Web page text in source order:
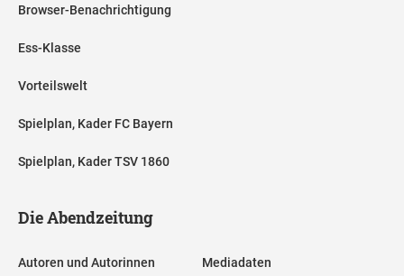
Browser-Benachrichtigung
Ess-Klasse
Vorteilswelt
Spielplan, Kader FC Bayern
Spielplan, Kader TSV 1860
Die Abendzeitung
Autoren und Autorinnen Mediadaten